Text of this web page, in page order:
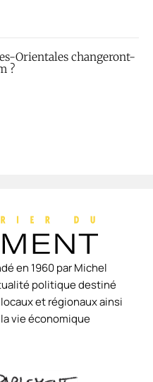
Orientales changeront-
?
en 1960 par Michel
politique destiné
et régionaux ainsi
vie économique